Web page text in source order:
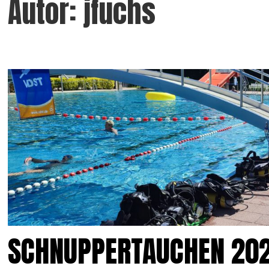
Autor:jfuchs
SCHNUPPERTAUCHEN